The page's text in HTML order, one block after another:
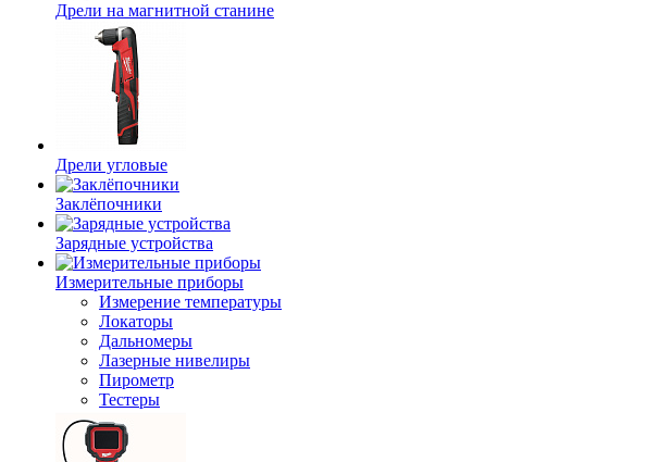
Дрели на магнитной станине
Дрели угловые
Заклёпочники
Зарядные устройства
Измерительные приборы
Измерение температуры
Локаторы
Дальномеры
Лазерные нивелиры
Пирометр
Тестеры